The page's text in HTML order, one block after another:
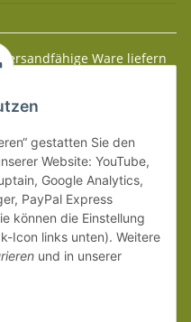
Ware liefern
ab 99 € * Warenwert
Sie bitte unserenLiefer-
gestatten Sie den
Website: YouTube,
Google Analytics,
PayPal Express
können die Einstellung
Icon links unten). Weitere
und in unserer